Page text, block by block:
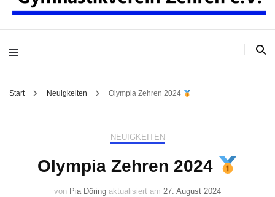
Gymnastikverein
Zehren e.V.
Start Neuigkeiten Olympia Zehren 2024
NEUIGKEITEN
Olympia Zehren 2024
von Pia Döring aktualisiert am 27. August 2024